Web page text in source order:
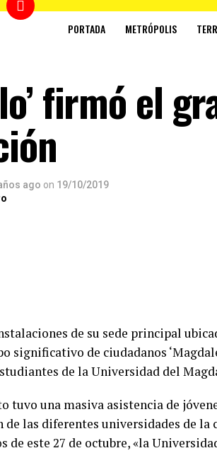
PORTADA METRÓPOLIS
firmó el
ago on 19/10/2019
de su sede principal
significativo de ciudadanos
de la Universidad del
tuvo una masiva asistencia de
de las diferentes universidades de
de este 27 de octubre, «la